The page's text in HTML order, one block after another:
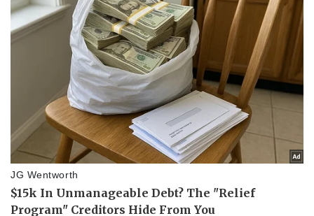
Tư vấn luật
Quân sự - Quốc phòng
Vũ khí
Việt Nam
Phân tích